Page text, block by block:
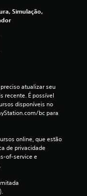
õ
e
Simulação,
atualizar seu
recente. É possível
disponíveis no
bc para
online, que estão
de privacidade
of-service e